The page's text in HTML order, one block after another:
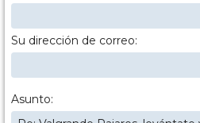
Su dirección de correo:
Asunto: